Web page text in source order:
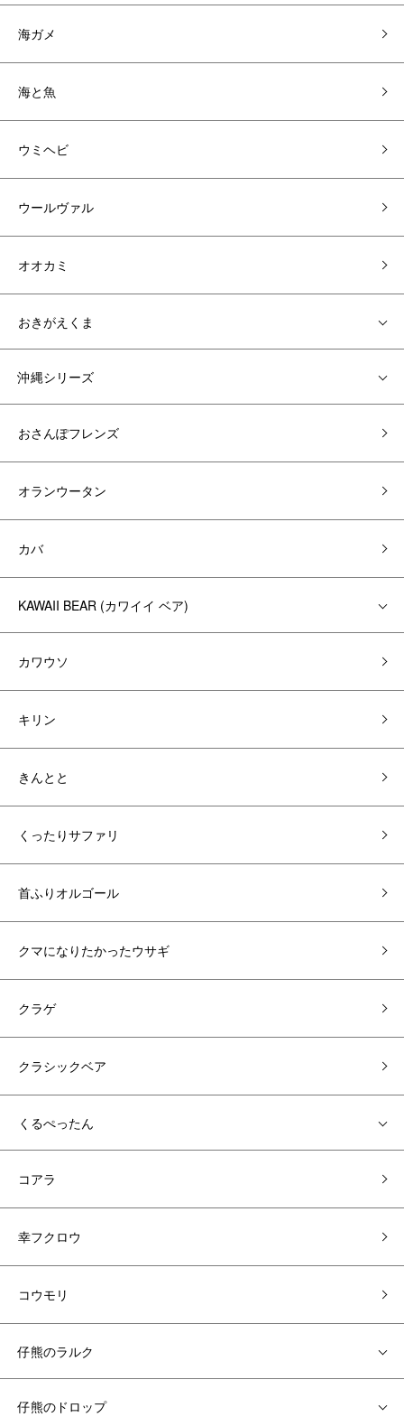
海ガメ
海と魚
ウミヘビ
ウールヴァル
オオカミ
おきがえくま
沖縄シリーズ
おさんぽフレンズ
オランウータン
カバ
KAWAII BEAR (カワイイ ベア)
カワウソ
キリン
きんとと
くったりサファリ
首ふりオルゴール
クマになりたかったウサギ
クラゲ
クラシックベア
くるぺったん
コアラ
幸フクロウ
コウモリ
仔熊のラルク
仔熊のドロップ